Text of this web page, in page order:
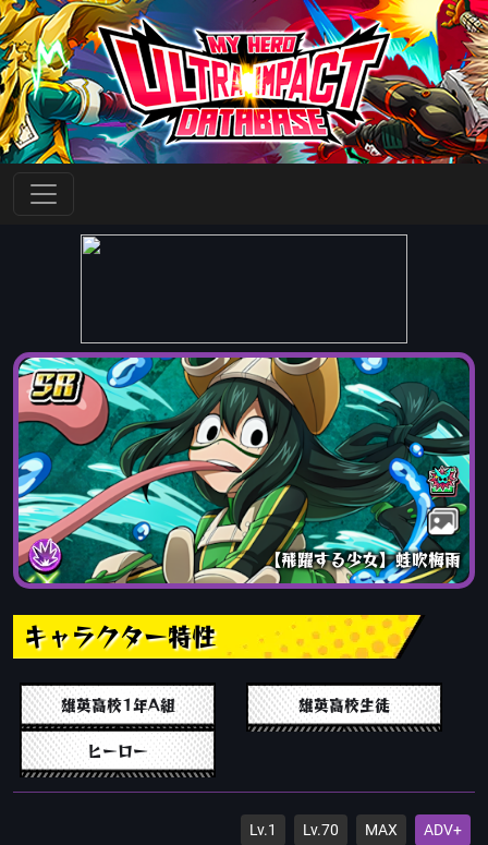
【飛躍する少女】蛙吹梅雨
キャラクター特性
雄英高校1年A組 雄英高校生徒
ヒーロー
Lv.1 Lv.70 MAX ADV+